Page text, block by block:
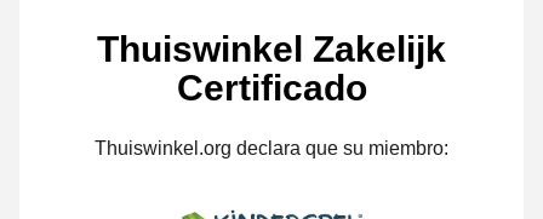
Thuiswinkel Zakelijk
Certificado
Thuiswinkel.org declara que su miembro: